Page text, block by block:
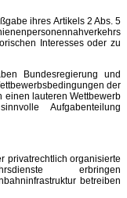
ihres Artikels 2 Abs. 5
Interesses oder zu
Bundesregierung und
der
einen lauteren Wettbewerb
Aufgabenteilung
privatrechtlich organisierte
erbringen
betreiben